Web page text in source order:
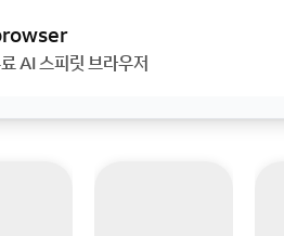
AI 스피릿 브라우저